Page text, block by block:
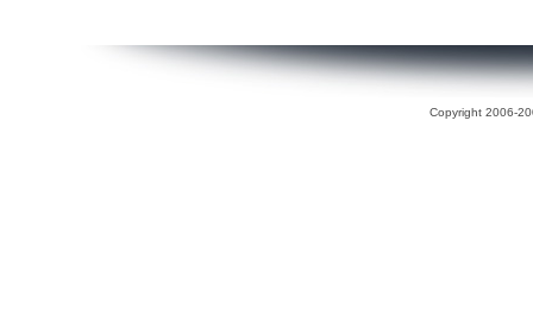
Copyright 2006-